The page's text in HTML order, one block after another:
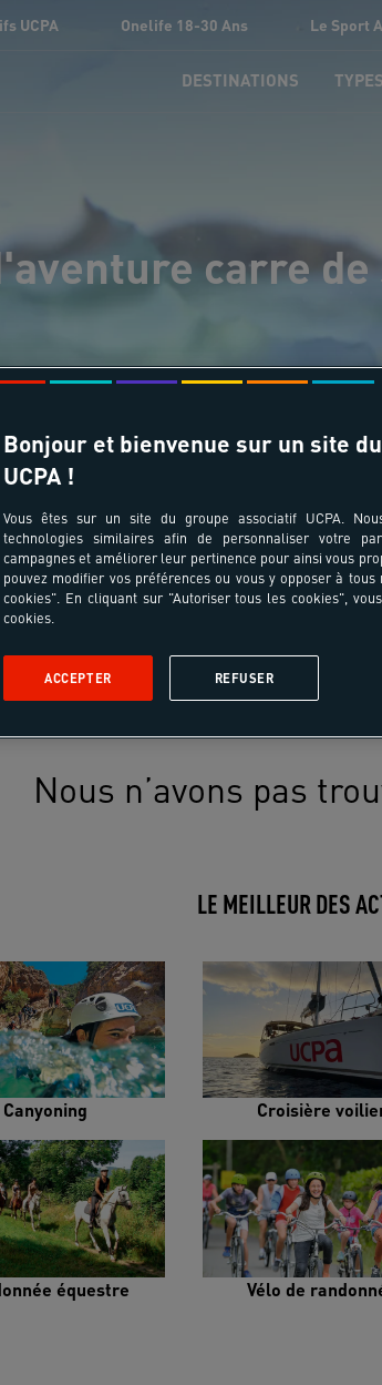
UCPA Onelife 18-30 Ans Le Sport
DESTINATIONS
carre
Nous n’avons pas
LE MEILLEUR DES
Canyoning Croisière
équestre Vélo de
Bonjour et bienvenue sur un site
UCPA !
Vous êtes sur un site du groupe associatif UCPA.
technologies similaires afin de personnaliser votre
campagnes et améliorer leur pertinence pour ainsi vous
pouvez modifier vos préférences ou vous y opposer à
cookies". En cliquant sur "Autoriser tous les cookies",
cookies.
REFUSER
ACCEPTER